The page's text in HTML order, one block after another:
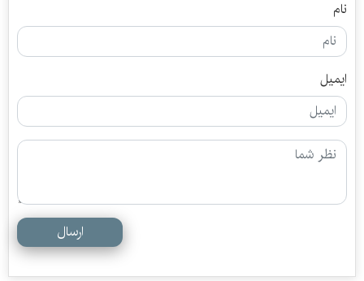
نام
ایمیل
ارسال